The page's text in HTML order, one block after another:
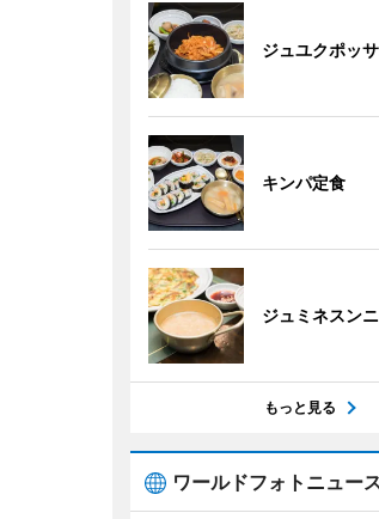
ジュユクポッ
キンパ定食
ジュミネスン
もっと見る
ワールドフォトニュー